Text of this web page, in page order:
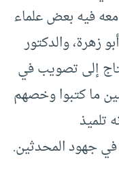
فيه بعض علماء
زهرة، والدكتور
إلى تصويب في
ما كتبوا وخصهم
تلميذ
جهود المحدثين.